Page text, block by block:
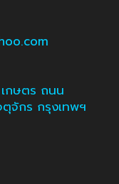
กษตร ถนน
ตุจักร กรุงเทพฯ